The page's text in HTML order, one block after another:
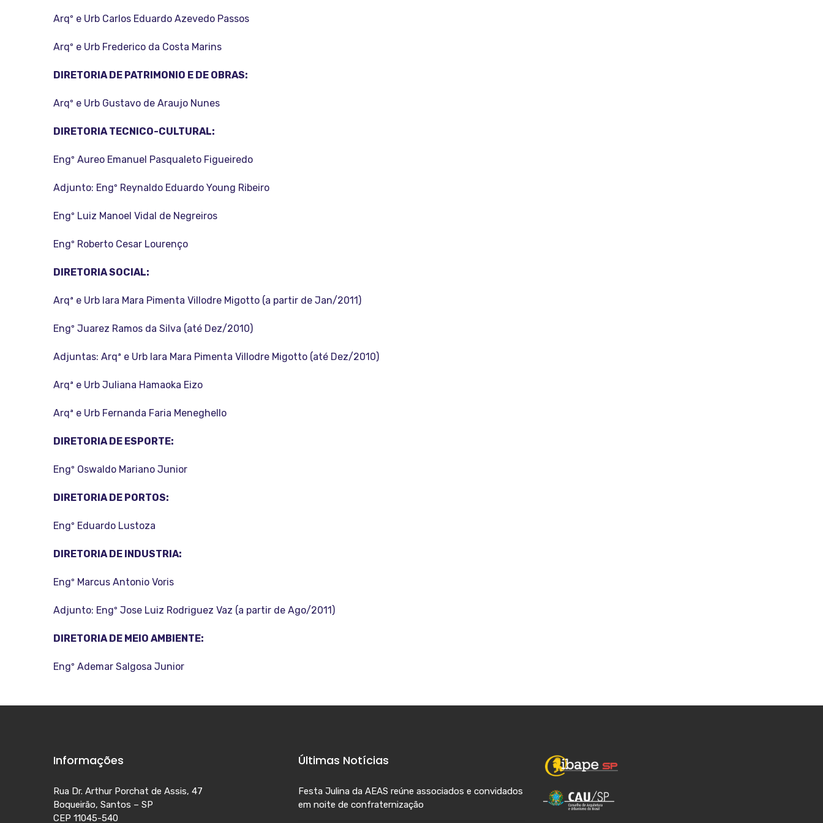
Arqº e Urb Carlos Eduardo Azevedo Passos
Arqº e Urb Frederico da Costa Marins
DIRETORIA DE PATRIMONIO E DE OBRAS:
Arqº e Urb Gustavo de Araujo Nunes
DIRETORIA TECNICO-CULTURAL:
Engº Aureo Emanuel Pasqualeto Figueiredo
Adjunto: Engº Reynaldo Eduardo Young Ribeiro
Engº Luiz Manoel Vidal de Negreiros
Engº Roberto Cesar Lourenço
DIRETORIA SOCIAL:
Arqª e Urb Iara Mara Pimenta Villodre Migotto (a partir de Jan/2011)
Engº Juarez Ramos da Silva (até Dez/2010)
Adjuntas: Arqª e Urb Iara Mara Pimenta Villodre Migotto (até Dez/2010)
Arqª e Urb Juliana Hamaoka Eizo
Arqª e Urb Fernanda Faria Meneghello
DIRETORIA DE ESPORTE:
Engº Oswaldo Mariano Junior
DIRETORIA DE PORTOS:
Engº Eduardo Lustoza
DIRETORIA DE INDUSTRIA:
Engº Marcus Antonio Voris
Adjunto: Engº Jose Luiz Rodriguez Vaz (a partir de Ago/2011)
DIRETORIA DE MEIO AMBIENTE:
Engº Ademar Salgosa Junior
Informações
Rua Dr. Arthur Porchat de Assis, 47
Boqueirão, Santos – SP
CEP 11045-540
Últimas Notícias
Festa Julina da AEAS reúne associados e convidados
em noite de confraternização